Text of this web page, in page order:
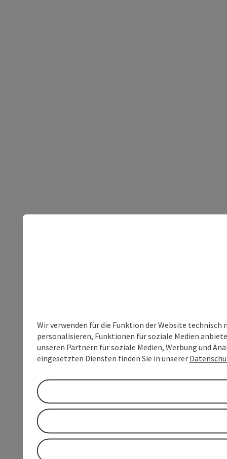
Wir verwenden für die Funktion der Website
personalisieren, Funktionen für soziale Medien
unseren Partnern für soziale Medien, Werbung und
eingesetzten Diensten finden Sie in unserer